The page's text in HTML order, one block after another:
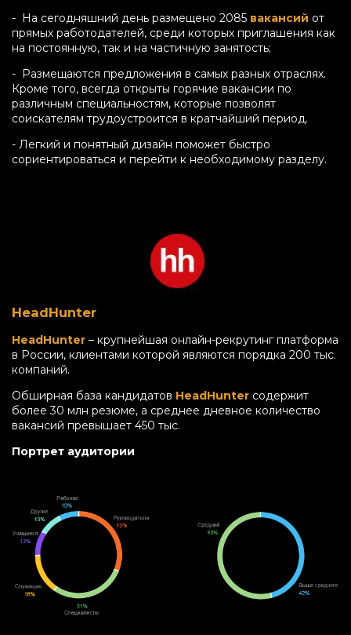
- На сегодняшний день размещено 2085 вакансий от
прямых работодателей, среди которых приглашения как
на постоянную, так и на частичную занятость;
- Размещаются предложения в самых разных отраслях.
Кроме того, всегда открыты горячие вакансии по
различным специальностям, которые позволят
соискателям трудоустроится в кратчайший период.
- Легкий и понятный дизайн поможет быстро
сориентироваться и перейти к необходимому разделу.
HeadHunter
HeadHunter – крупнейшая онлайн-рекрутинг платформа
в России, клиентами которой являются порядка 200 тыс.
компаний.
Обширная база кандидатов HeadHunter содержит
более 30 млн резюме, а среднее дневное количество
вакансий превышает 450 тыс.
Портрет аудитории